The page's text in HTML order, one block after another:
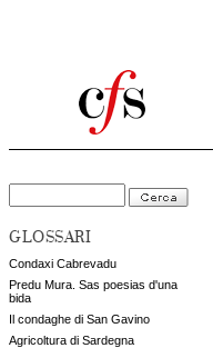
GLOSSARI
Condaxi Cabrevadu
Predu Mura. Sas poesias d'una
bida
Il condaghe di San Gavino
Agricoltura di Sardegna